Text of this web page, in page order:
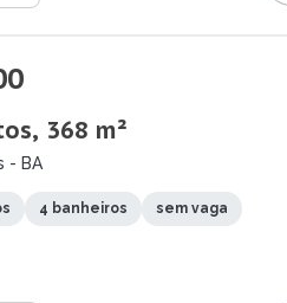
368 m²
- BA
4 banheiros sem vaga